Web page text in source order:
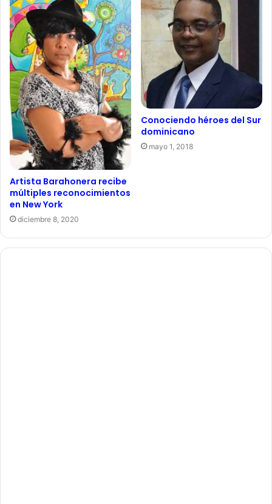
Artista Barahonera recibe
múltiples reconocimientos
en New York
diciembre 8, 2020
Conociendo héroes del Sur
dominicano
mayo 1, 2018